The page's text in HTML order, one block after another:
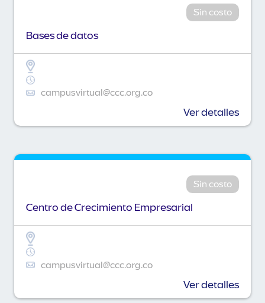
Sin costo
Bases de datos
campusvirtual@ccc.org.co
Ver detalles
Sin costo
Centro de Crecimiento Empresarial
campusvirtual@ccc.org.co
Ver detalles